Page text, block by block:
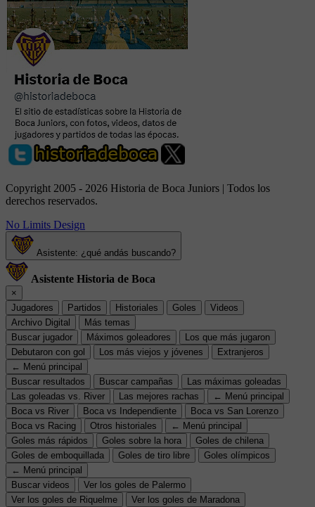
Copyright 2005 - 2026 Historia de Boca Juniors | Todos los
derechos reservados.
No Limits Design
Asistente: ¿qué andás buscando?
Asistente Historia de Boca
×
Jugadores
Partidos Historiales Goles
Videos
Archivo Digital
Más temas
Buscar jugador
Máximos goleadores
Los que más jugaron
Debutaron con gol
Los más viejos y jóvenes
Extranjeros
← Menú principal
Buscar resultados
Buscar campañas
Las máximas goleadas
Las goleadas vs. River
Las mejores rachas
← Menú principal
Boca vs River
Boca vs Independiente
Boca vs San Lorenzo
Boca vs Racing
Otros historiales
← Menú principal
Goles más rápidos
Goles sobre la hora
Goles de chilena
Goles de emboquillada
Goles de tiro libre
Goles olímpicos
← Menú principal
Buscar videos
Ver los goles de Palermo
Ver los goles de Riquelme
Ver los goles de Maradona